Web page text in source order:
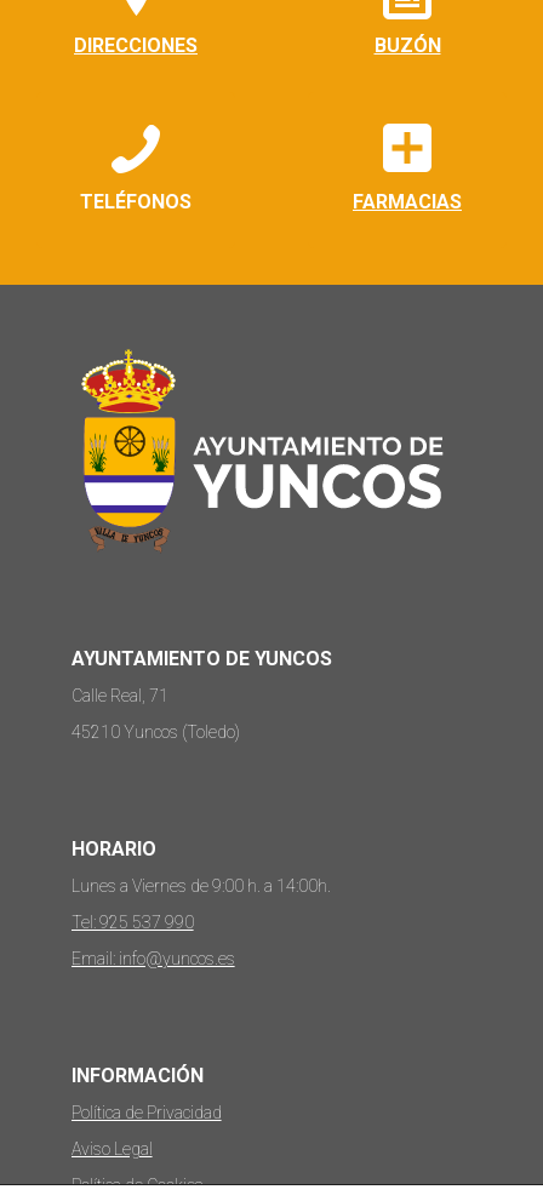
DIRECCIONES
TELÉFONOS
BUZÓN
FARMACIAS
AYUNTAMIENTO DE YUNCOS
Calle Real, 71
45210 Yuncos (Toledo)
HORARIO
Lunes a Viernes de 9:00 h. a 14:00h.
Tel: 925 537 990
Email: info@yuncos.es
INFORMACIÓN
Política de Privacidad
Aviso Legal
Política de Cookies